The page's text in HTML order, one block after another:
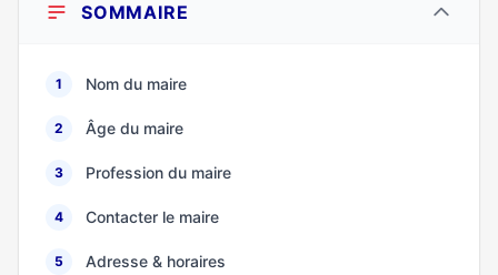
SOMMAIRE
1 Nom du maire
2 Âge du maire
3 Profession du maire
4 Contacter le maire
5 Adresse & horaires